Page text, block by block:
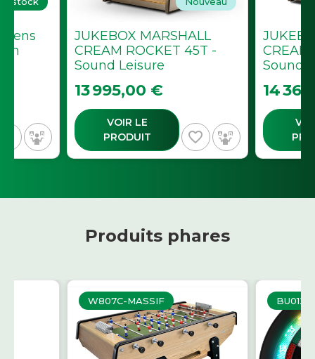
JUKEBOX MARSHALL
CREAM ROCKET 45T -
Sound Leisure
Prix
13 995,00 €
VOIR LE
PRODUIT
favorite_border
CREAM
Sound
Prix
14
Produits phares
W807C-MASSIF